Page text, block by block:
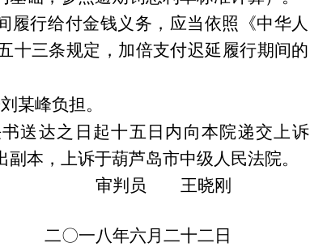
履行给付金钱义务，应当依照《中华人
十三条规定，加倍支付迟延履行期间的
某峰负担。
送达之日起十五日内向本院递交上诉
本，上诉于葫芦岛市中级人民法院。
审判员 王晓刚
二〇一八年六月二十二日